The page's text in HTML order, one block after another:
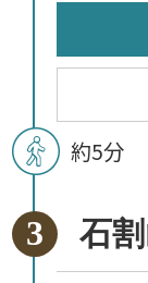
約5分
石